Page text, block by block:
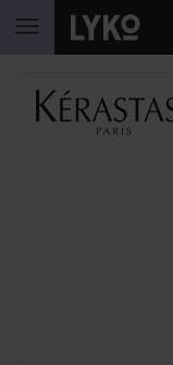
HOPPA TILL
HOPPA ÖVER